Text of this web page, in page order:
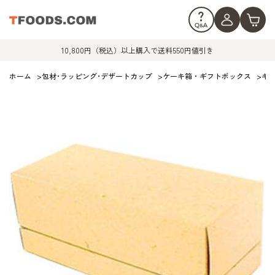
10,800円（税込）以上購入で送料550円値引き
ホーム >包材･ラッピング･デザートカップ >ケーキ箱・ギフトボックス >ギ